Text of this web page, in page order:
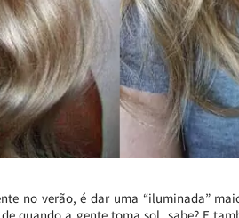
no verão, é dar uma “iluminada”